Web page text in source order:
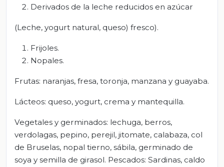
Derivados de la leche reducidos en azúcar
(Leche, yogurt natural, queso) fresco).
Frijoles.
Nopales.
Frutas: naranjas, fresa, toronja, manzana y guayaba.
Lácteos: queso, yogurt, crema y mantequilla.
Vegetales y germinados: lechuga, berros,
verdolagas, pepino, perejil, jitomate, calabaza, col
de Bruselas, nopal tierno, sábila, germinado de
soya y semilla de girasol. Pescados: Sardinas, caldo